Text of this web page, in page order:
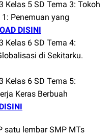
Kelas 5 SD Tema 3: Tokoh
Penemuan yang
DISINI
Kelas 6 SD Tema 4:
di Sekitarku.
Kelas 6 SD Tema 5:
Keras Berbuah
satu lembar SMP MTs